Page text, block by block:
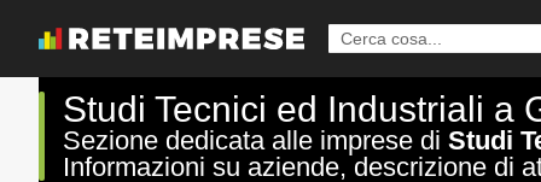
Studi Tecnici ed Industriali a
Sezione dedicata alle imprese di Studi
Informazioni su aziende, descrizione di